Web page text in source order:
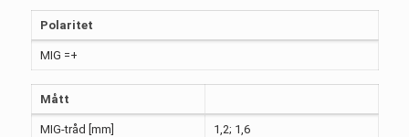
Polaritet
MIG =+
Mått
MIG-tråd [mm] 1,2; 1,6